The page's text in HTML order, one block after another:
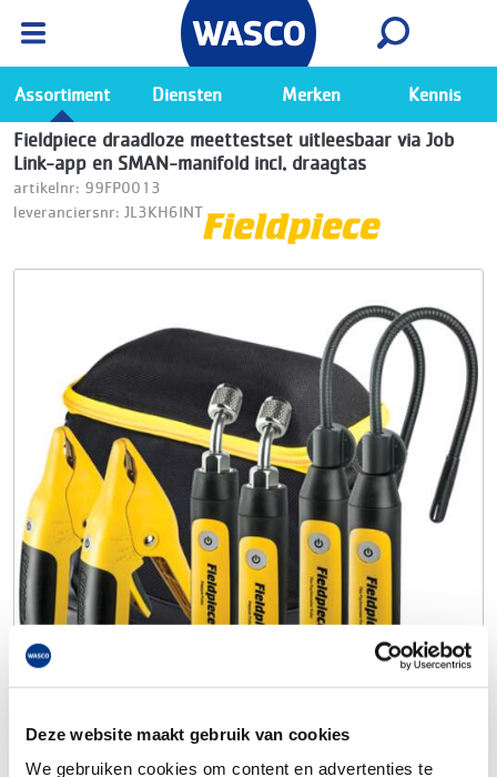
Deze website maakt gebruik van cookies
We gebruiken cookies om content en advertenties te
Ga naar de Wasco app
Bekijk
Assortiment Diensten Merken Kennis
Fieldpiece draadloze meettestset uitleesbaar via Job
Link-app en SMAN-manifold incl. draagtas
artikelnr: 99FP0013
leveranciersnr: JL3KH6INT